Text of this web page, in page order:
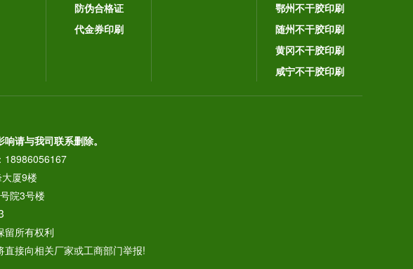
防伪合格证
代金券印刷
鄂州不干胶印刷
随州不干胶印刷
黄冈不干胶印刷
咸宁不干胶印刷
请与我司联系删除。
18986056167
厦9楼
院3号楼
留所有权利
接向相关厂家或工商部门举报!